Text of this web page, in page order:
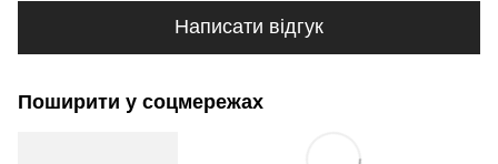
Написати відгук
Поширити у соцмережах